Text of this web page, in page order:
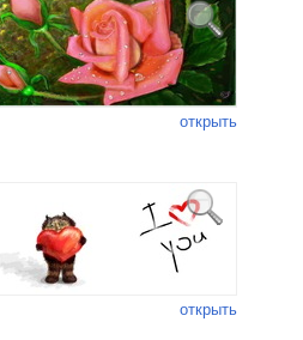
открыть
открыть